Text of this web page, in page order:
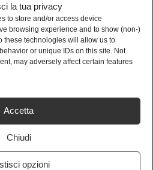
la tua privacy
to store and/or access device
browsing experience and to show (non-)
these technologies will allow us to
or unique IDs on this site. Not
may adversely affect certain features
Accetta
Chiudi
opzioni
politica verso Bruxelles:
la guerra, il Paese
istituzionale. Ma
a un pressing
altro significato: la